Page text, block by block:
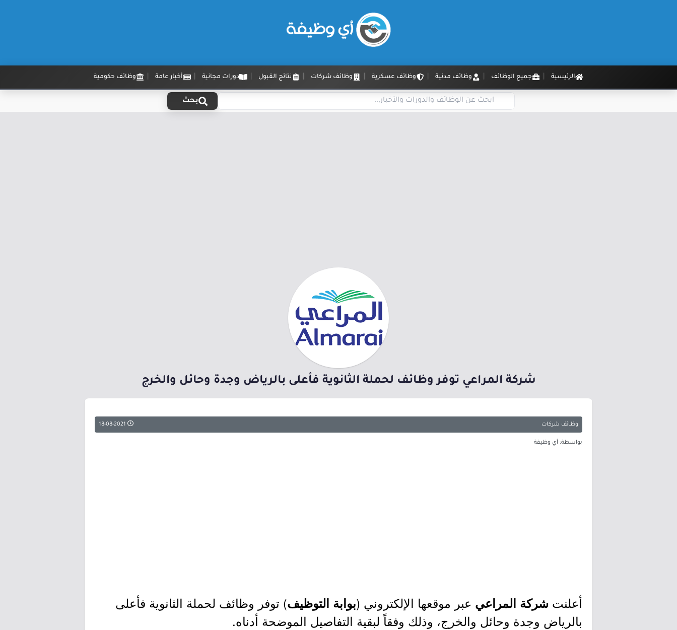
الرئيسية جميع الوظائف وظائف مدنية وظائف عسكرية وظائف شركات نتائج القبول دورات مجانية أخبار عامة وظائف حكومية
بحث
شركة المراعي توفر وظائف لحملة الثانوية فأعلى بالرياض وجدة وحائل والخرج
وظائف شركات
بواسطة: أي وظيفة
أعلنت شركة المراعي عبر موقعها الإلكتروني (بوابة التوظيف) توفر وظائف لحملة الثانوية فأعلى
بالرياض وجدة وحائل والخرج، وذلك وفقاً لبقية التفاصيل الموضحة أدناه.